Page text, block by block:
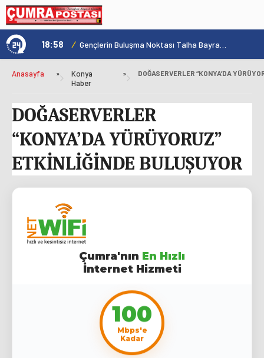
Konya'nın Zengin Mutfağı GastroFest'te Tanıtılacak 18:58 /
Anasayfa »
Konya
Haber
»
DOĞASERVERLER
“KONYA’DA YÜRÜYORUZ”
ETKİNLİĞİNDE BULUŞUYOR
Çumra'nın En Hızlı
İnternet Hizmeti
100
Mbps'e
Kadar